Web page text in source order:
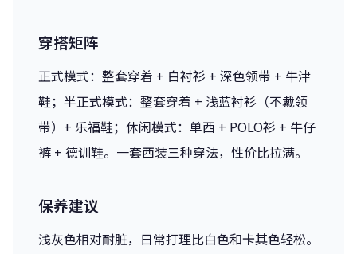
穿搭矩阵
正式模式：整套穿着 + 白衬衫 + 深色领带 + 牛津
鞋；半正式模式：整套穿着 + 浅蓝衬衫（不戴领
带）+ 乐福鞋；休闲模式：单西 + POLO衫 + 牛仔
裤 + 德训鞋。一套西装三种穿法，性价比拉满。
保养建议
浅灰色相对耐脏，日常打理比白色和卡其色轻松。